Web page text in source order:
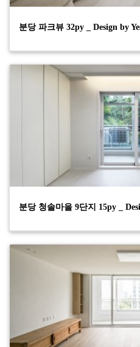
분당 파크뷰 32py _ Design by
분당 청솔마을 9단지 15py _